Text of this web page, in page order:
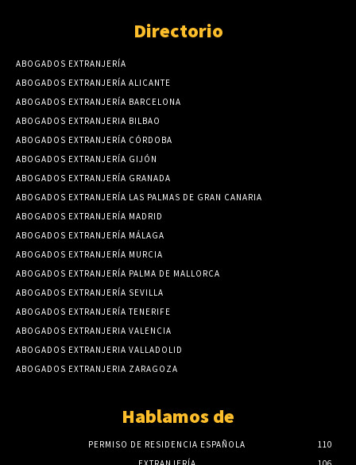
Directorio
ABOGADOS EXTRANJERÍA
ABOGADOS EXTRANJERÍA ALICANTE
ABOGADOS EXTRANJERÍA BARCELONA
ABOGADOS EXTRANJERIA BILBAO
ABOGADOS EXTRANJERÍA CÓRDOBA
ABOGADOS EXTRANJERÍA GIJÓN
ABOGADOS EXTRANJERÍA GRANADA
ABOGADOS EXTRANJERÍA LAS PALMAS DE GRAN CANARIA
ABOGADOS EXTRANJERÍA MADRID
ABOGADOS EXTRANJERÍA MÁLAGA
ABOGADOS EXTRANJERÍA MURCIA
ABOGADOS EXTRANJERÍA PALMA DE MALLORCA
ABOGADOS EXTRANJERÍA SEVILLA
ABOGADOS EXTRANJERÍA TENERIFE
ABOGADOS EXTRANJERIA VALENCIA
ABOGADOS EXTRANJERIA VALLADOLID
ABOGADOS EXTRANJERIA ZARAGOZA
Hablamos de
PERMISO DE RESIDENCIA ESPAÑOLA
110